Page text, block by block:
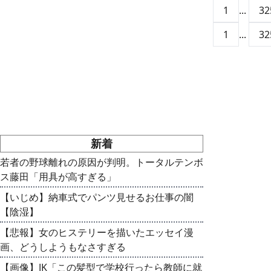
1 ...
1
...
新着
若者の野球離れの原因が判明。トータルテンボ
ス藤田「用具が高すぎる」
【いじめ】納車式でパンツ見せるお仕事の闇
【陰湿】
【悲報】女のヒステリーを描いたエッセイ漫
画、どうしようもなさすぎる
【画像】JK「この髪型で学校行ったら教師に就